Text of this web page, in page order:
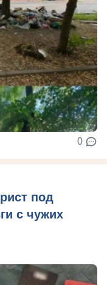
0
под
с чужих